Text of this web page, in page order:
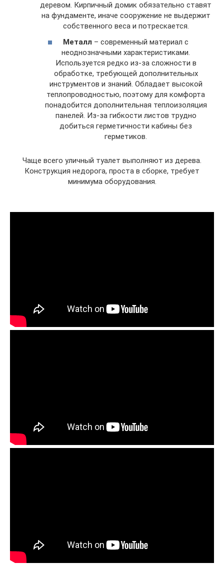
деревом. Кирпичный домик обязательно ставят
на фундаменте, иначе сооружение не выдержит
собственного веса и потрескается.
Металл – современный материал с
неоднозначными характеристиками.
Используется редко из-за сложности в
обработке, требующей дополнительных
инструментов и знаний. Обладает высокой
теплопроводностью, поэтому для комфорта
понадобится дополнительная теплоизоляция
панелей. Из-за гибкости листов трудно
добиться герметичности кабины без
герметиков.
Чаще всего уличный туалет выполняют из дерева.
Конструкция недорога, проста в сборке, требует
минимума оборудования.